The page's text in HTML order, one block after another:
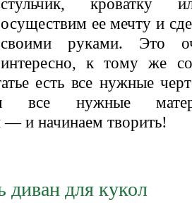
стульчик, кроватку
осуществим ее мечту и
своими руками. Это
интересно, к тому же
есть все нужные
все нужные
— и начинаем творить!
диван для кукол